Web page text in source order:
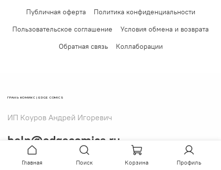
Публичная оферта
Политика конфиденциальности
Пользовательское соглашение
Условия обмена и возврата
Обратная связь
Коллаборации
ГРАНЬ КОМИКС | EDGE COMICS
ИП Коуров Андрей Игоревич
help@edgecomics.ru
Главная Поиск Корзина Профиль